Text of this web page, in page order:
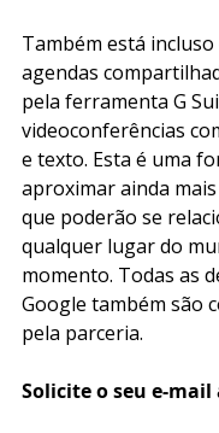
Também está incluso
agendas
pela ferramenta G
videoconferências
e texto. Esta é uma
aproximar ainda
que poderão se
qualquer lugar do
momento. Todas as
Google também são
pela parceria.
Solicite o seu e-